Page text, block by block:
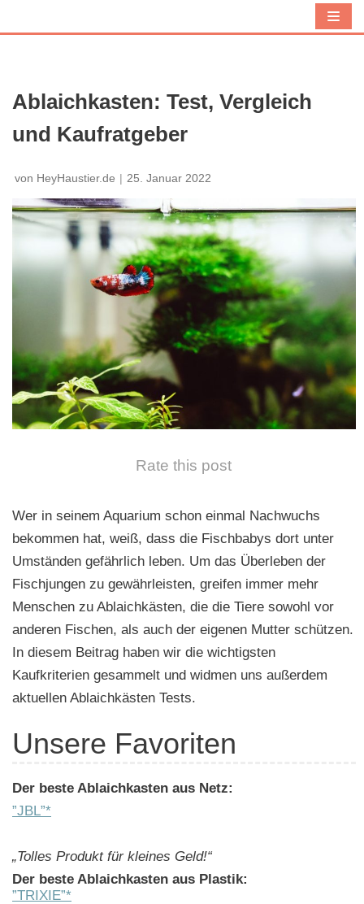
n
h
l
t
s
r
e
n
Ablaichkasten: Test, Vergleich
und Kaufratgeber
von HeyHaustier.de 25. Januar 2022
Rate this post
Wer in seinem Aquarium schon einmal Nachwuchs
bekommen hat, weiß, dass die Fischbabys dort unter
Umständen gefährlich leben. Um das Überleben der
Fischjungen zu gewährleisten, greifen immer mehr
Menschen zu Ablaichkästen, die die Tiere sowohl vor
anderen Fischen, als auch der eigenen Mutter schützen.
In diesem Beitrag haben wir die wichtigsten
Kaufkriterien gesammelt und widmen uns außerdem
aktuellen Ablaichkästen Tests.
Unsere Favoriten
Der beste Ablaichkasten aus Netz:
”JBL”*
„Tolles Produkt für kleines Geld!“
Der beste Ablaichkasten aus Plastik:
”TRIXIE”*